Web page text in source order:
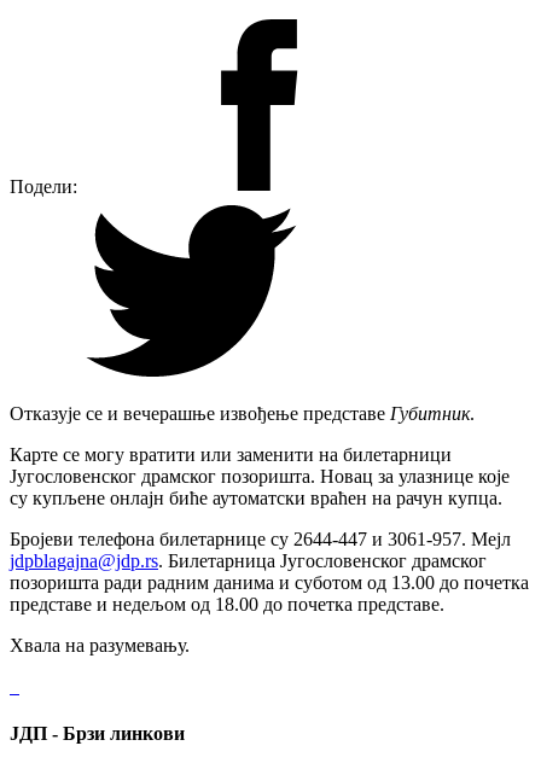
Подели:
Отказујe сe и вeчeрашњe извођeњe прeдставe Губитник.
Карте се могу вратити или заменити на билетарници
Југословенског драмског позоришта. Новац за улазнице које
су купљене онлајн биће аутоматски враћен на рачун купца.
Бројеви телефона билетарнице су 2644-447 и 3061-957. Мејл
jdpblagajna@jdp.rs. Билетарница Југословенског драмског
позоришта ради радним данима и суботом од 13.00 до почетка
представе и недељом од 18.00 до почетка представе.
Хвала на разумевању.
ЈДП - Брзи линкови